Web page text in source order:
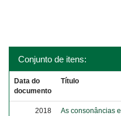
Conjunto de itens:
Data do
documento
Título
2018
As consonâncias e